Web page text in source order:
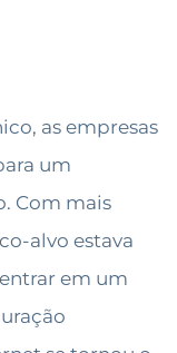
as empresas
um
Com mais
alvo estava
em um